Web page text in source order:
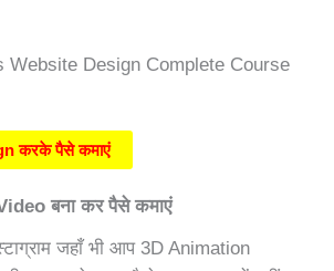
Website Design Complete Course
करके पैसे कमाएं
बना कर पैसे कमाएं
जहाँ भी आप 3D Animation